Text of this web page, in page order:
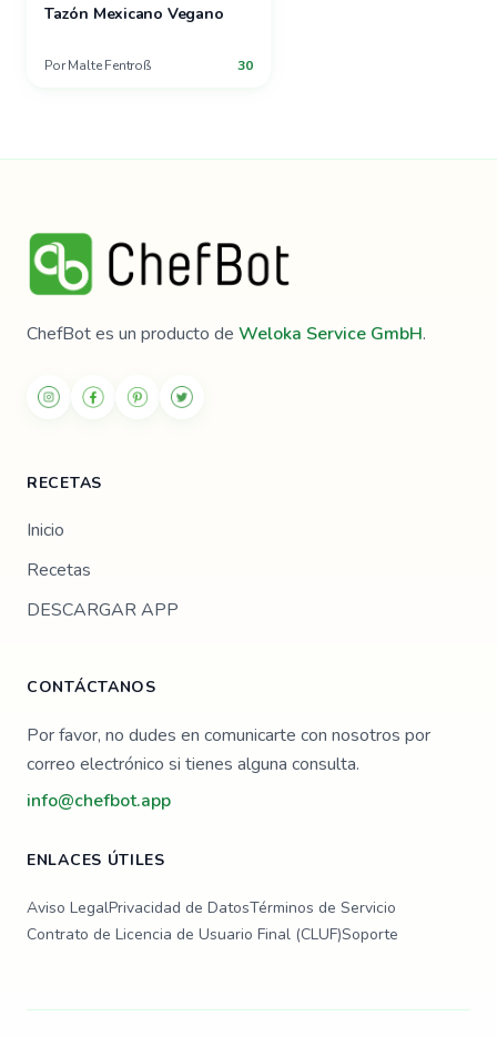
Tazón Mexicano Vegano
Por Malte Fentroß 30
ChefBot es un producto de Weloka Service GmbH.
RECETAS
Inicio
Recetas
DESCARGAR APP
CONTÁCTANOS
Por favor, no dudes en comunicarte con nosotros por
correo electrónico si tienes alguna consulta.
info@chefbot.app
ENLACES ÚTILES
Aviso LegalPrivacidad de DatosTérminos de Servicio
Contrato de Licencia de Usuario Final (CLUF)Soporte